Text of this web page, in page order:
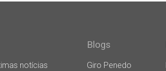
notícias
Blogs
Giro Penedo